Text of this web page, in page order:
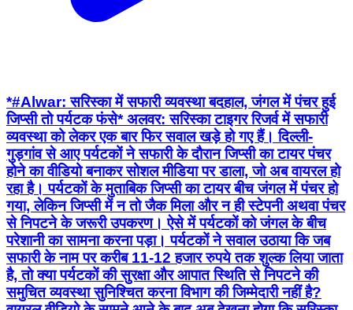
*#Alwar: सरिस्का में सफारी व्यवस्था बदहाल, जंगल में पंचर हुई
जिप्सी तो पर्यटक फंसे* अलवर: सरिस्का टाइगर रिजर्व में सफारी
व्यवस्था को लेकर एक बार फिर सवाल खड़े हो गए हैं। दिल्ली-
गुड़गांव से आए पर्यटकों ने सफारी के दौरान जिप्सी का टायर पंचर
होने का वीडियो बनाकर सोशल मीडिया पर डाला, जो अब वायरल हो
रहा है। पर्यटकों के मुताबिक जिप्सी का टायर बीच जंगल में पंचर हो
गया, लेकिन जिप्सी में न तो जैक मिला और न ही स्टेपनी अथवा पंचर
से निपटने के जरूरी उपकरण। ऐसे में पर्यटकों को जंगल के बीच
परेशानी का सामना करना पड़ा। पर्यटकों ने सवाल उठाया कि जब
सफारी के नाम पर करीब 11-12 हजार रुपये तक शुल्क लिया जाता
है, तो क्या पर्यटकों की सुरक्षा और आपात स्थिति से निपटने की
समुचित व्यवस्था सुनिश्चित करना विभाग की जिम्मेदारी नहीं है?